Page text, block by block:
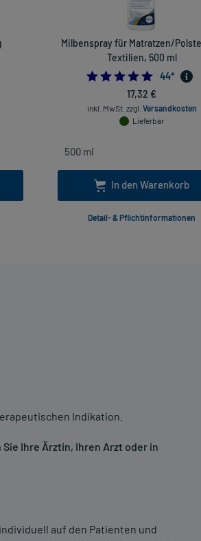
Indikation.
Ihre Ärztin, Ihren Arzt oder in
auf den Patienten und
Milbenspray für Matratzen/
Textilien, 500 ml
44*
17,32 €
inkl. MwSt. zzgl. Versandkosten
Lieferbar
In den Warenkorb
Detail- & Pflichtinformationen